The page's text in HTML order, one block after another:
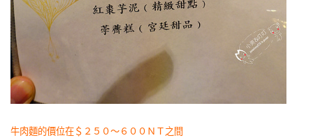
牛肉麵的價位在＄２５０～６００ＮＴ之間